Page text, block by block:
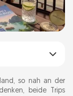
Fakten
so nah an der
beide Trips